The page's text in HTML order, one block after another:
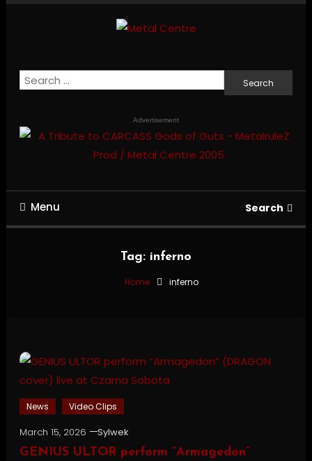
Search
for:
Advertisement
Menu Search
Tag: inferno
Home inferno
News Video Clips
March 15, 2026
Sylwek
GENIUS ULTOR perform “Armagedon”